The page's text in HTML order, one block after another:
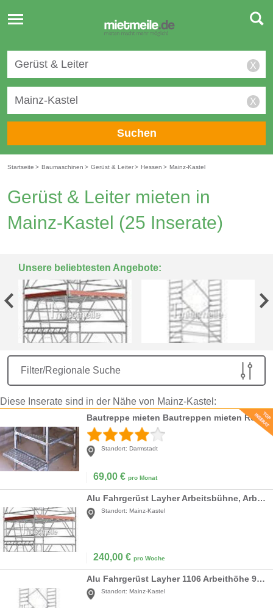
Toggle
navigation
X
X
Suchen
Startseite > Baumaschinen > Gerüst & Leiter> Hessen > Mainz-Kastel
Gerüst & Leiter mieten in
Mainz-Kastel (25 Inserate)
Unsere beliebtesten Angebote:
Filter/Regionale Suche
Diese Inserate sind in der Nähe von Mainz-Kastel:
Bautreppe mieten Bautreppen mieten Rohnautreppe mieten
Standort: Darmstadt
69,00 € pro Monat
Alu Fahrgerüst Layher Arbeitsbühne, Arbeitshöhe 8,
Standort: Mainz-Kastel
240,00 € pro Woche
Alu Fahrgerüst Layher 1106 Arbeithöhe 9.6m
Standort: Mainz-Kastel